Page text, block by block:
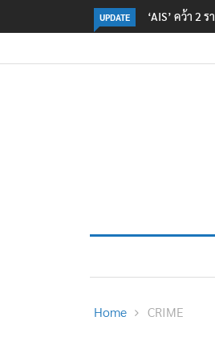
UPDATE ‘AIS’ คว้า 2
Home CRIME